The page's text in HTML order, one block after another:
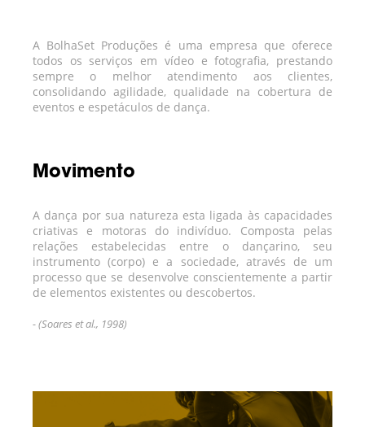
A BolhaSet Produções é uma empresa que oferece
todos os serviços em vídeo e fotografia, prestando
sempre o melhor atendimento aos clientes,
consolidando agilidade, qualidade na cobertura de
eventos e espetáculos de dança.
Movimento
A dança por sua natureza esta ligada às capacidades
criativas e motoras do indivíduo. Composta pelas
relações estabelecidas entre o dançarino, seu
instrumento (corpo) e a sociedade, através de um
processo que se desenvolve conscientemente a partir
de elementos existentes ou descobertos.
- (Soares et al., 1998)